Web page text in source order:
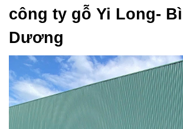
công ty gỗ Yi Long-
Dương